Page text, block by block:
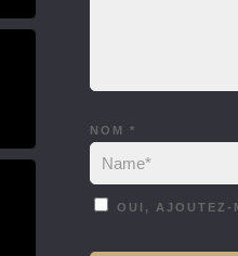
NOM *
OUI, AJOUTEZ-